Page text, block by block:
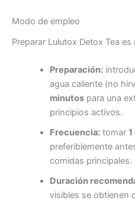
Modo de empleo
Preparar Lulutox Detox Tea
Preparación:
agua caliente (no
minutospara una
principios activos.
Frecuencia:tomar 1
preferiblemente
comidas principales.
Duración
visibles se obtienen